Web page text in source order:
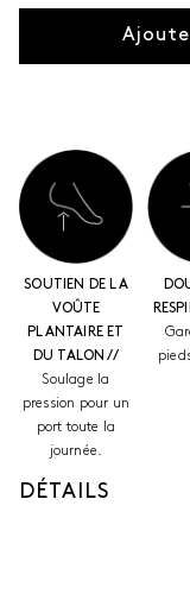
SOUTIEN DE LA
VOÛTE
PLANTAIRE ET
DU TALON //
Soulage la
pression pour un
port toute la
journée.
DÉTAILS